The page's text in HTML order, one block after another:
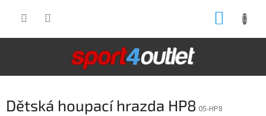
Dětská houpací hrazda HP8 05-HP8